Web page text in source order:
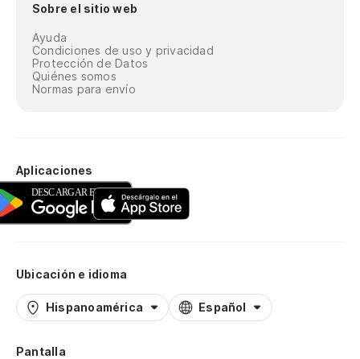
Sobre el sitio web
Ayuda
Condiciones de uso y privacidad
Protección de Datos
Quiénes somos
Normas para envío
Aplicaciones
Ubicación e idioma
Hispanoamérica Español
Pantalla